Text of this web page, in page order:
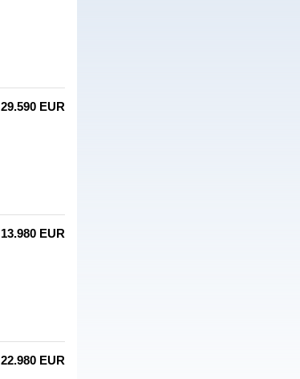
29.590 EUR
13.980 EUR
22.980 EUR